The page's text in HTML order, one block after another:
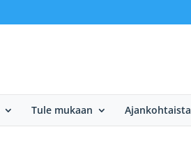
Tule mukaan Ajankohtaista